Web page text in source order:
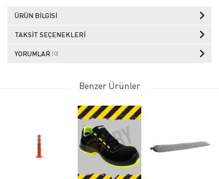
ÜRÜN BILGISI
TAKSIT SEÇENEKLERI
YORUMLAR (0)
Benzer Ürünler